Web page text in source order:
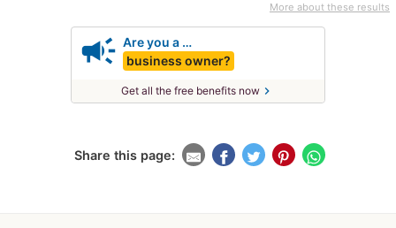
More about these results
campaign Are you a …
business owner?
Get all the free benefits now chevron_right
Share this page: